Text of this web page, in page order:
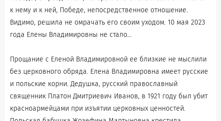
к нему и к ней, Победе, непосредственное отношение.
Видимо, решила не омрачать его своим уходом. 10 мая 2023
года Елены Владимировны не стало…
Прощание с Еленой Владимировной ее близкие не мыслили
без церковного обряда. Елена Владимировна имеет русские
и польские корни. Дедушка, русский православный
священник Платон Дмитриевич Иванов, в 1921 году был убит
красноармейцами при изъятии церковных ценностей.